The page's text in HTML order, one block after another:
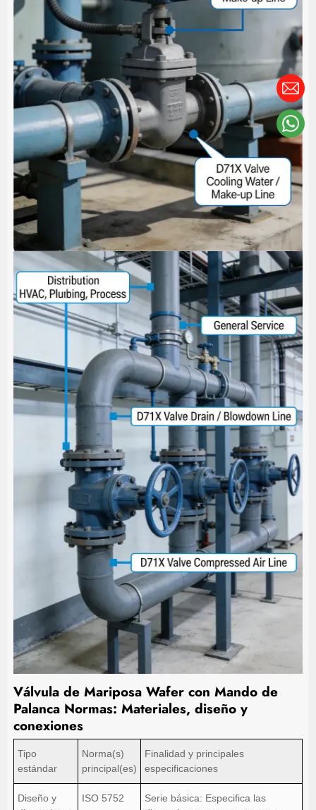
Válvula de Mariposa Wafer con Mando de
Palanca Normas: Materiales, diseño y
conexiones
Tipo
estándar
Norma(s)
principal(es)
Finalidad y principales
especificaciones
Diseño y
ISO 5752
Serie básica: Especifica las